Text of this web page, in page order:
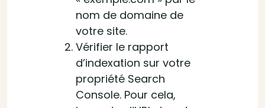
nom de domaine de
votre site.
Vérifier le rapport
d’indexation sur votre
propriété Search
Console. Pour cela,